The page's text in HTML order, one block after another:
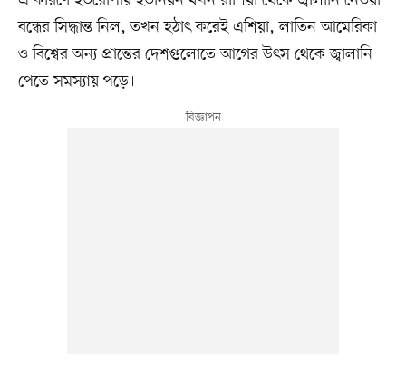
বন্ধের সিদ্ধান্ত নিল, তখন হঠাৎ করেই এশিয়া, লাতিন আমেরিকা
ও বিশ্বের অন্য প্রান্তের দেশগুলোতে আগের উৎস থেকে জ্বালানি
পেতে সমস্যায় পড়ে।